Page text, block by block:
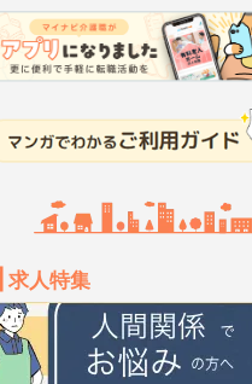
求人特集